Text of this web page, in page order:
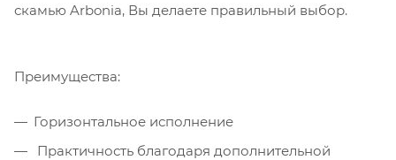
скамью Arbonia, Вы делаете правильный выбор.
Преимущества:
Горизонтальное исполнение
Практичность благодаря дополнительной